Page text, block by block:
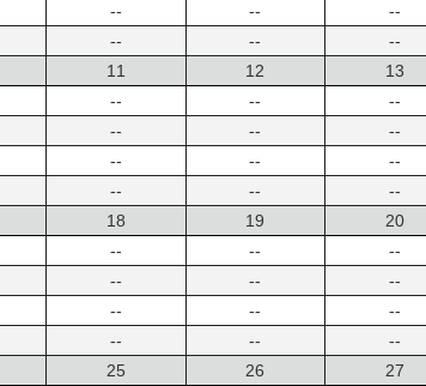
--
--
--
--
--
--
11
--
--
--
--
12
--
--
--
--
13
--
--
--
--
18
--
--
--
--
19
--
--
--
--
20
--
--
--
--
25
26
27